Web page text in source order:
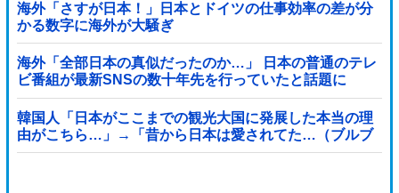
海外「さすが日本！」日本とドイツの仕事効率の差が分
かる数字に海外が大騒ぎ
海外「全部日本の真似だったのか…」 日本の普通のテレ
ビ番組が最新SNSの数十年先を行っていたと話題に
韓国人「日本がここまでの観光大国に発展した本当の理
由がこちら…」→「昔から日本は愛されてた…（ブルブ
ル」＝韓国の反応